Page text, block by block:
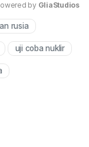
by GliaStudios
rusia
uji coba nuklir